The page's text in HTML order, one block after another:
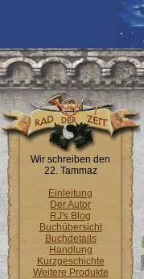
Wir schreiben den
22. Tammaz
Einleitung
Der Autor
RJ's Blog
Buchübersicht
Buchdetails
Handlung
Kurzgeschichte
Weitere Produkte